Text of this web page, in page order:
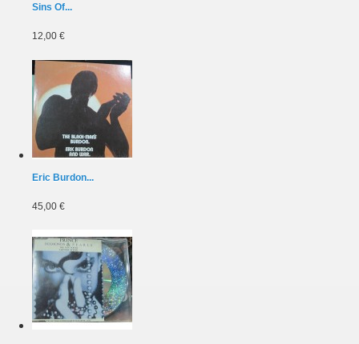
Sins Of...
12,00 €
Eric Burdon...
45,00 €